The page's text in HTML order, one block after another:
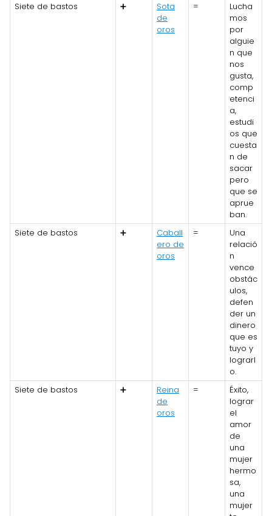
Siete de bastos
➕
Sota
de
oros
=
Lucha
mos
por
alguie
n que
nos
gusta,
comp
etenci
a,
estudi
os que
cuesta
n de
sacar
pero
que se
aprue
ban.
Siete de bastos
➕
Caball
ero de
oros
=
Una
relació
n
vence
obstác
ulos,
defen
der un
dinero
que es
tuyo y
lograrl
o.
Siete de bastos
➕
Reina
de
oros
=
Éxito,
lograr
el
amor
de
una
mujer
hermo
sa,
una
mujer